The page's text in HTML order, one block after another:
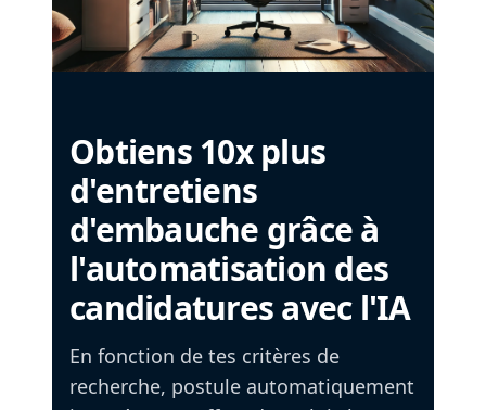
Obtiens 10x plus
d'entretiens
d'embauche grâce à
l'automatisation des
candidatures avec l'IA
En fonction de tes critères de
recherche, postule automatiquement